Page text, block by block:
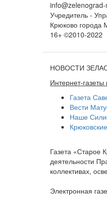
Учредитель -
Крюково города
16+ ©2010-2022
НОВОСТИ
Интернет-
Газета
Вести
Наше
Газета «Старое
деятельности
коллективах,
Электронная